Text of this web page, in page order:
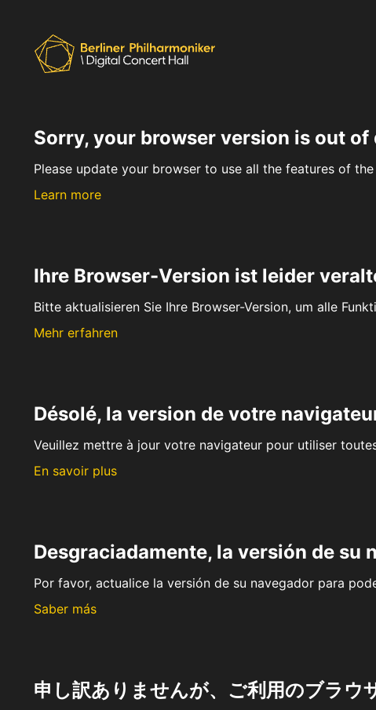
Sorry, your browser version is out of
Please update your browser to use all the features of
Learn more
Ihre Browser-Version ist leider
Bitte aktualisieren Sie Ihre Browser-Version, um alle
Mehr erfahren
Désolé, la version de votre
Veuillez mettre à jour votre navigateur pour utiliser
En savoir plus
Desgraciadamente, la versión de su
Por favor, actualice la versión de su navegador para
Saber más
申し訳ありませんが、ご利用のブラウ